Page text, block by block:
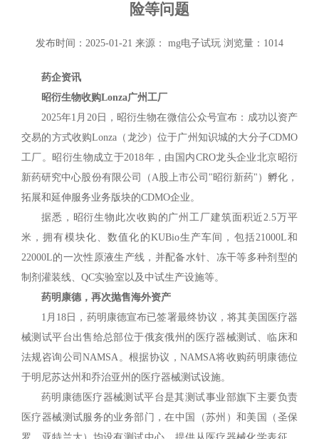
险等问题
发布时间：2025-01-21 来源： mg电子试玩 浏览量：1014
药企资讯
昭衍生物收购Lonza广州工厂
2025年1月20日，昭衍生物在微信公众号宣布：成功以资产
交易的方式收购Lonza（龙沙）位于广州知识城的大分子CDMO
工厂。昭衍生物成立于2018年，由国内CRO龙头企业北京昭衍
新药研究中心股份有限公司（A股上市公司"昭衍新药"）孵化，
拓展和延伸服务业务版块的CDMO企业。
据悉，昭衍生物此次收购的广州工厂建筑面积近2.5万平
米，拥有模块化、数值化的KUBio生产车间，包括21000L和
22000L的一次性原液生产线，并配备水针、冻干等多种剂型的
制剂灌装线、QC实验室以及中试生产设施等。
药明康德，再次抛售海外资产
1月18日，药明康德宣布已签署最终协议，将其美国医疗器
械测试平台出售给总部位于俄亥俄州的医疗器械测试、临床和
法规咨询公司NAMSA。根据协议，NAMSA将收购药明康德位
于明尼苏达州和乔治亚州的医疗器械测试设施。
药明康德医疗器械测试平台是其测试事业部旗下主要负责
医疗器械测试服务的业务部门，在中国（苏州）和美国（圣保